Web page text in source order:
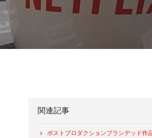
関連記事
ポストプロダクションブランデッド作